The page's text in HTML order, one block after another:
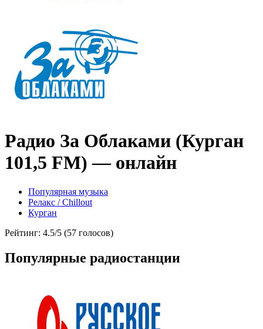
Радио За Облаками (Курган
101,5 FM) — онлайн
Популярная музыка
Релакс / Chillout
Курган
Рейтинг: 4.5/5 (57 голосов)
Популярные радиостанции